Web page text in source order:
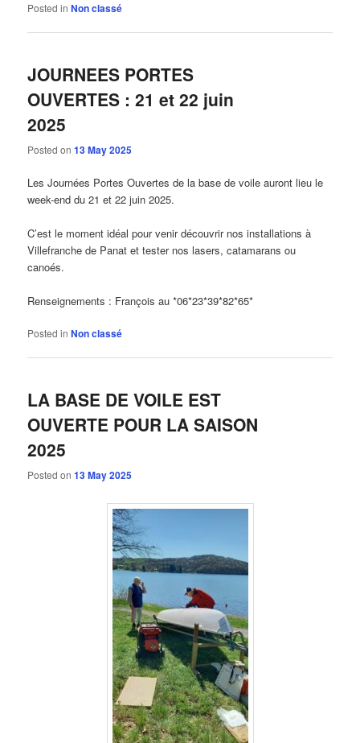
Posted in Non classé
JOURNEES PORTES
OUVERTES : 21 et 22 juin
2025
Posted on13 May 2025
Les Journées Portes Ouvertes de la base de voile auront lieu le
week-end du 21 et 22 juin 2025.
C’est le moment idéal pour venir découvrir nos installations à
Villefranche de Panat et tester nos lasers, catamarans ou
canoés.
Renseignements : François au *06*23*39*82*65*
Posted in Non classé
LA BASE DE VOILE EST
OUVERTE POUR LA SAISON
2025
Posted on13 May 2025